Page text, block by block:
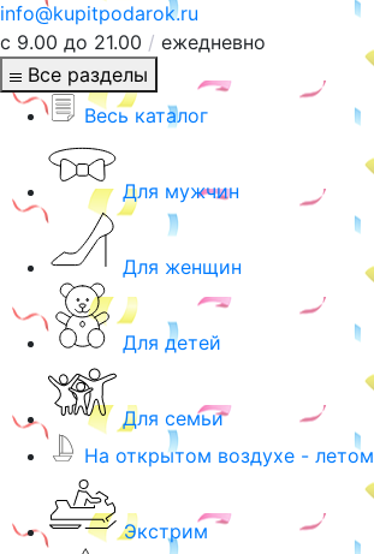
info@kupitpodarok.ru
с 9.00 до 21.00 / ежедневно
Все разделы
Весь каталог
Для мужчин
Для женщин
Для детей
Для семьи
На открытом воздухе - летом
Экстрим